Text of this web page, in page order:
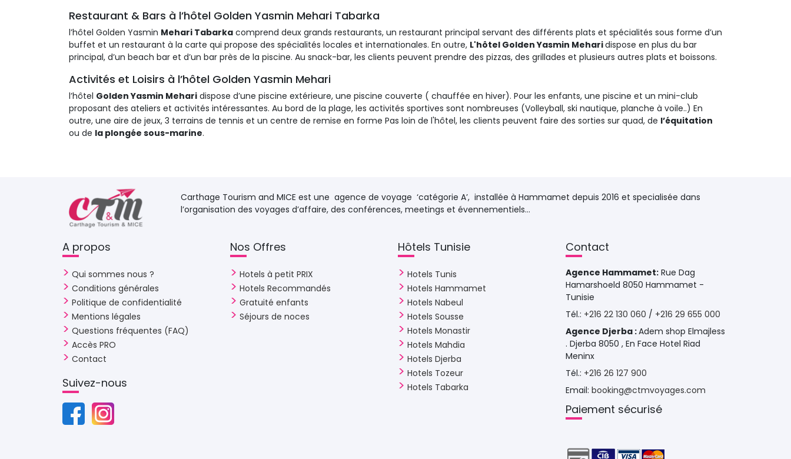
Restaurant & Bars à l’hôtel Golden Yasmin Mehari Tabarka
l’hôtel Golden Yasmin Mehari Tabarka comprend deux grands restaurants, un restaurant principal servant des différents plats et spécialités sous forme d’un
buffet et un restaurant à la carte qui propose des spécialités locales et internationales. En outre, L'hôtel Golden Yasmin Meharidispose en plus du bar
principal, d’un beach bar et d’un bar près de la piscine. Au snack-bar, les clients peuvent prendre des pizzas, des grillades et plusieurs autres plats et boissons.
Activités et Loisirs à l’hôtel Golden Yasmin Mehari
l’hôtel Golden Yasmin Mehari dispose d’une piscine extérieure, une piscine couverte ( chauffée en hiver). Pour les enfants, une piscine et un mini-club
proposant des ateliers et activités intéressantes. Au bord de la plage, les activités sportives sont nombreuses (Volleyball, ski nautique, planche à voile..) En
outre, une aire de jeux, 3 terrains de tennis et un centre de remise en forme Pas loin de l'hôtel, les clients peuvent faire des sorties sur quad, de l’équitation
ou de la plongée sous-marine.
Carthage Tourism and MICE est une agence de voyage ‘catégorie A’, installée à Hammamet depuis 2016 et specialisée dans
l’organisation des voyages d’affaire, des conférences, meetings et évennementiels...
A propos
Qui sommes nous ?
Conditions générales
Politique de confidentialité
Mentions légales
Questions fréquentes (FAQ)
Accès PRO
Contact
Suivez-nous
Nos Offres
Hotels à petit PRIX
Hotels Recommandés
Gratuité enfants
Séjours de noces
Hôtels Tunisie
Hotels Tunis
Hotels Hammamet
Hotels Nabeul
Hotels Sousse
Hotels Monastir
Hotels Mahdia
Hotels Djerba
Hotels Tozeur
Hotels Tabarka
Contact
Agence Hammamet: Rue Dag
Hamarshoeld 8050 Hammamet -
Tunisie
Tél.: +216 22 130 060 / +216 29 655 000
Agence Djerba :Adem shop Elmajless
. Djerba 8050 , En Face Hotel Riad
Meninx
Tél.: +216 26 127 900
Email: booking@ctmvoyages.com
Paiement sécurisé